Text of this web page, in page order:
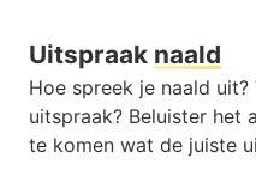
Uitspraak naald
Hoe spreek je naald
uitspraak? Beluister het
te komen wat de juiste